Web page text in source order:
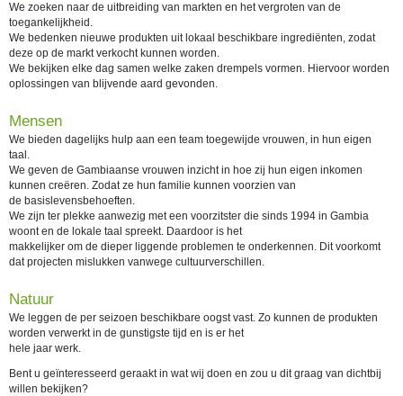
We zoeken naar de uitbreiding van markten en het vergroten van de
toegankelijkheid.
We bedenken nieuwe produkten uit lokaal beschikbare ingrediënten, zodat
deze op de markt verkocht kunnen worden.
We bekijken elke dag samen welke zaken drempels vormen. Hiervoor worden
oplossingen van blijvende aard gevonden.
Mensen
We bieden dagelijks hulp aan een team toegewijde vrouwen, in hun eigen
taal.
We geven de Gambiaanse vrouwen inzicht in hoe zij hun eigen inkomen
kunnen creëren. Zodat ze hun familie kunnen voorzien van
de basislevensbehoeften.
We zijn ter plekke aanwezig met een voorzitster die sinds 1994 in Gambia
woont en de lokale taal spreekt. Daardoor is het
makkelijker om de dieper liggende problemen te onderkennen. Dit voorkomt
dat projecten mislukken vanwege cultuurverschillen.
Natuur
We leggen de per seizoen beschikbare oogst vast. Zo kunnen de produkten
worden verwerkt in de gunstigste tijd en is er het
hele jaar werk.
Bent u geïnteresseerd geraakt in wat wij doen en zou u dit graag van dichtbij
willen bekijken?